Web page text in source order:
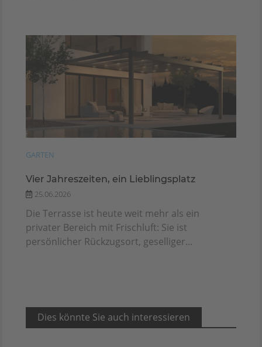
GARTEN
Vier Jahreszeiten, ein Lieblingsplatz
25.06.2026
Die Terrasse ist heute weit mehr als ein
privater Bereich mit Frischluft: Sie ist
persönlicher Rückzugsort, geselliger...
Dies könnte Sie auch interessieren